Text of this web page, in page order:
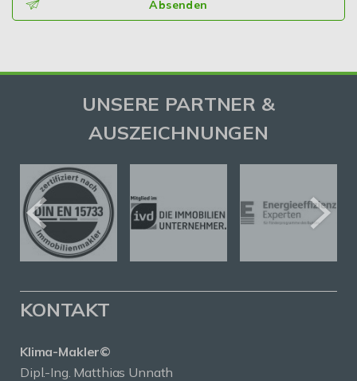
Absenden
UNSERE PARTNER &
AUSZEICHNUNGEN
KONTAKT
Klima-Makler©
Dipl.-Ing. Matthias Unnath